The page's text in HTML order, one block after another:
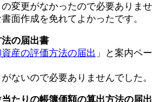
変更がなかったので必要ありませ
面作成を免れてよかったです。
法の届出書
資産の評価方法の届出 」と案内ペー
ないので必要ありませんでした。
当たりの帳簿価額の算出方法の届出